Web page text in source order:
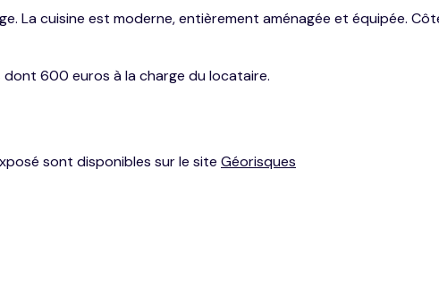
La cuisine est moderne, entièrement aménagée et équipée.
600 euros à la charge du locataire.
sont disponibles sur le site Géorisques